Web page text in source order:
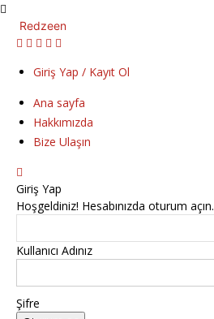
Redzeen
Giriş Yap / Kayıt Ol
Ana sayfa
Hakkımızda
Bize Ulaşın
Giriş Yap
Hoşgeldiniz! Hesabınızda oturum açın.
Kullanıcı Adınız
Şifre